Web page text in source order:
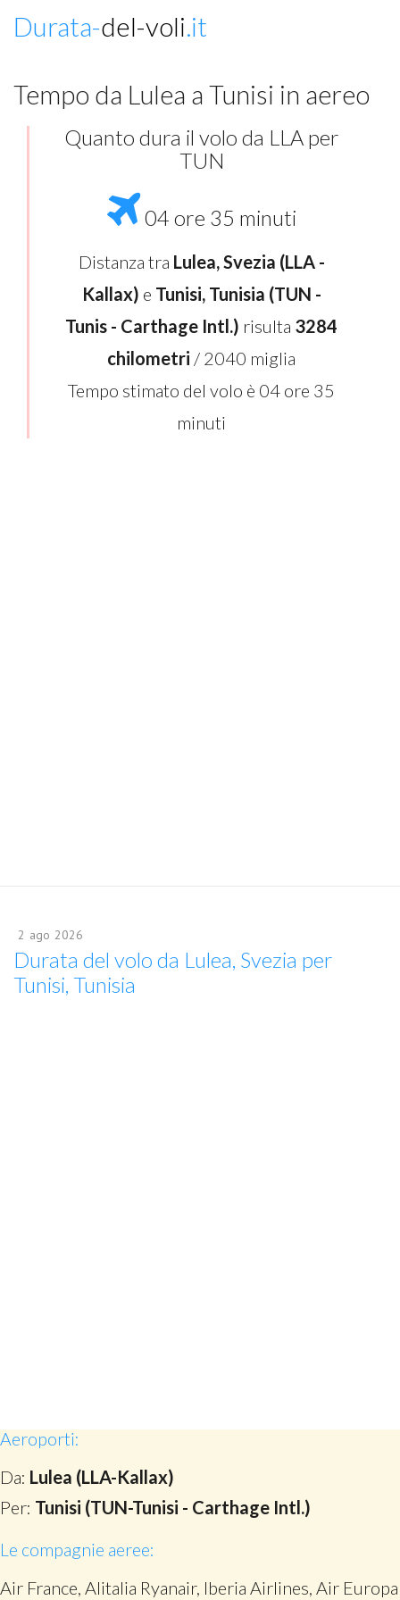
Durata-del-voli.it
Tempo da Lulea a Tunisi in aereo
Quanto dura il volo da LLA per
TUN
04 ore 35 minuti
Distanza tra Lulea, Svezia (LLA -
Kallax) e Tunisi, Tunisia (TUN -
Tunis - Carthage Intl.) risulta 3284
chilometri / 2040 miglia
Tempo stimato del volo è 04 ore 35
minuti
2 ago 2026
Durata del volo da Lulea, Svezia per
Tunisi, Tunisia
Aeroporti:
Da: Lulea (LLA-Kallax)
Per: Tunisi (TUN-Tunisi - Carthage Intl.)
Le compagnie aeree:
Air France, Alitalia Ryanair, Iberia Airlines, Air Europa